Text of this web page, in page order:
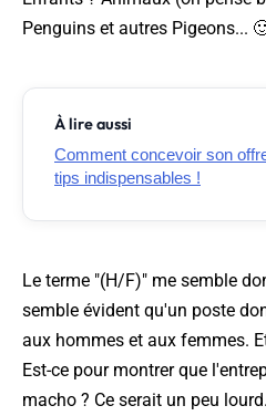
Penguins et autres Pigeons...
À lire aussi
Comment concevoir son
tips indispensables !
Le terme "(H/F)" me semble
semble évident qu'un poste
aux hommes et aux femmes.
Est-ce pour montrer que
macho ? Ce serait un peu